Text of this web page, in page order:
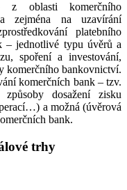
z oblasti komerčního
zejména na uzavírání
platebního
– jednotlivé typu úvěrů a
spoření a investování,
komerčního bankovnictví.
komerčních bank – tzv.
dosažení zisku
a možná (úvěrová
bank.
trhy